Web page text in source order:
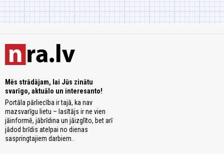
Mēs strādājam, lai Jūs zinātu
svarīgo, aktuālo un interesanto!
Portāla pārliecība ir tajā, ka nav
mazsvarīgu lietu – lasītājs ir ne vien
jāinformē, jābrīdina un jāizglīto, bet arī
jādod brīdis atelpai no dienas
saspringtajiem darbiem.